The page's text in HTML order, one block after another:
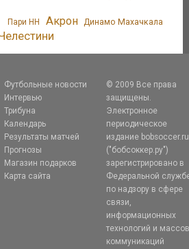
Пари НН Акрон Динамо Махачкала
Футбольные новости
Интервью
Трибуна
Календарь
Результаты матчей
Прогнозы
Магазин подарков
Карта сайта
© 2009 Все права
защищены.
Электронное
периодическое
издание bobsoccer.ru
("бобсоккер.ру")
зарегистрировано в
Федеральной
по надзору в сфере
связи,
информационных
технологий и
коммуникаций